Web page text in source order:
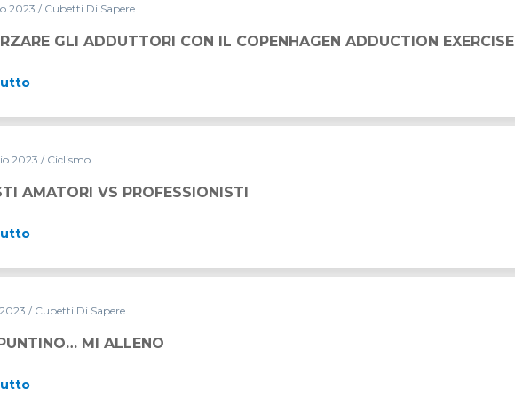
CON IL COPENHAGEN ADDUCTION EXERCISE
2023 / Cubetti Di Sapere
GLI ADDUTTORI CON IL COPENHAGEN ADDUCTION EXERCISE
2023 / Ciclismo
AMATORI VS PROFESSIONISTI
/ Cubetti Di Sapere
MI ALLENO